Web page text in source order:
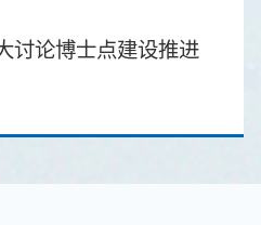
讨论博士点建设推进